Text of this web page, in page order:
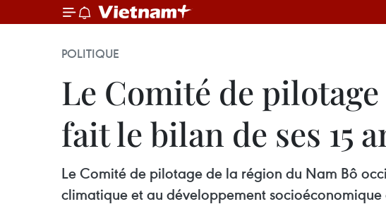
POLITIQUE
Le Comité de
fait le bilan de ses 15
Le Comité de pilotage de la région du Nam Bô
climatique et au développement